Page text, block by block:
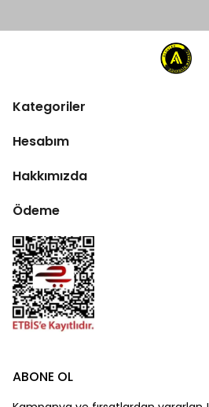
Kategoriler
Hesabım
Hakkımızda
Ödeme
ABONE OL